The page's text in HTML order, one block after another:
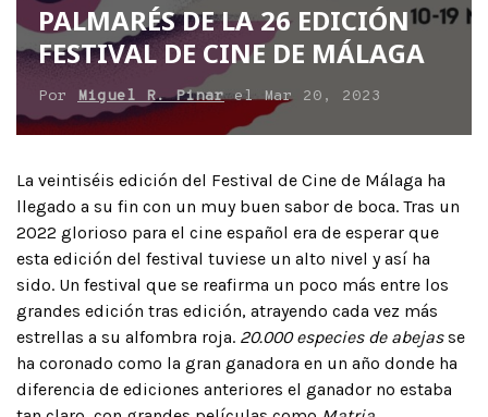
PALMARÉS DE LA 26 EDICIÓN
FESTIVAL DE CINE DE MÁLAGA
Por Miguel R. PinarelMar 20, 2023
La veintiséis edición del Festival de Cine de Málaga ha
llegado a su fin con un muy buen sabor de boca. Tras un
2022 glorioso para el cine español era de esperar que
esta edición del festival tuviese un alto nivel y así ha
sido. Un festival que se reafirma un poco más entre los
grandes edición tras edición, atrayendo cada vez más
estrellas a su alfombra roja. 20.000 especies de abejasse
ha coronado como la gran ganadora en un año donde ha
diferencia de ediciones anteriores el ganador no estaba